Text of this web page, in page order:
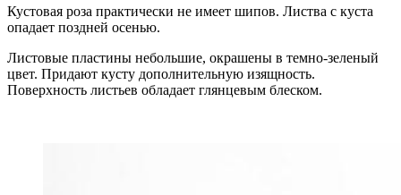
Кустовая роза практически не имеет шипов. Листва с куста
опадает поздней осенью.
Листовые пластины небольшие, окрашены в темно-зеленый
цвет. Придают кусту дополнительную изящность.
Поверхность листьев обладает глянцевым блеском.